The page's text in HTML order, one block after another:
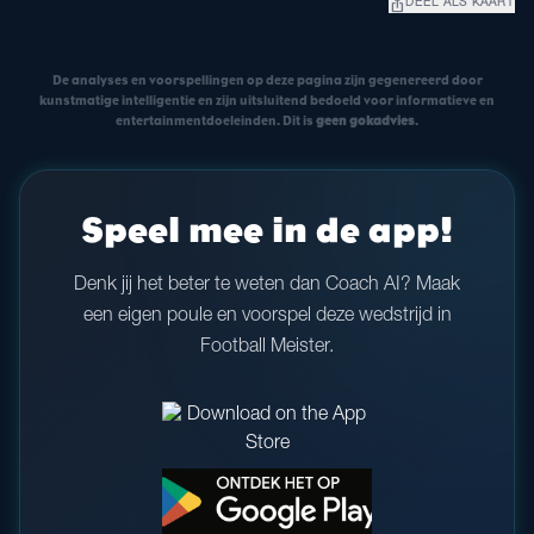
ios_share DEEL ALS KAART
De analyses en voorspellingen op deze pagina zijn gegenereerd door
kunstmatige intelligentie en zijn uitsluitend bedoeld voor informatieve en
entertainmentdoeleinden. Dit is geen gokadvies.
Speel mee in de app!
Denk jij het beter te weten dan Coach AI? Maak
een eigen poule en voorspel deze wedstrijd in
Football Meister.